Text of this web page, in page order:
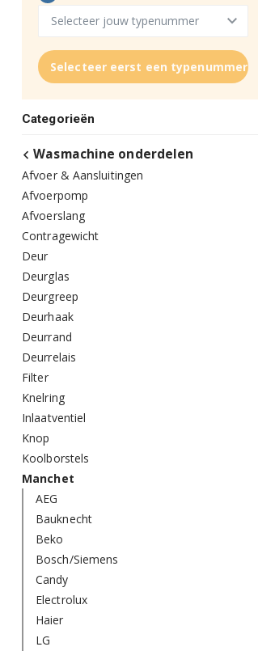
Selecteer eerst een typenummer
Categorieën
Wasmachine onderdelen
Afvoer & Aansluitingen
Afvoerpomp
Afvoerslang
Contragewicht
Deur
Deurglas
Deurgreep
Deurhaak
Deurrand
Deurrelais
Filter
Knelring
Inlaatventiel
Knop
Koolborstels
Manchet
AEG
Bauknecht
Beko
Bosch/Siemens
Candy
Electrolux
Haier
LG